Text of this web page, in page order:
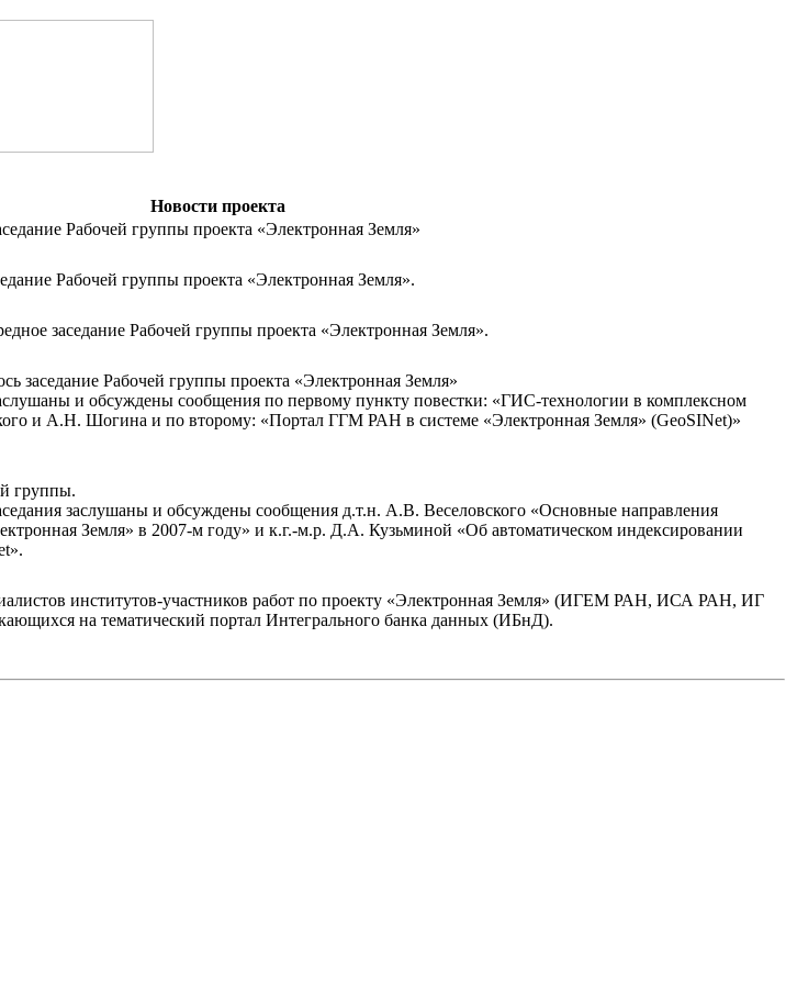
Новости проекта
Рабочей группы проекта «Электронная Земля»
Рабочей группы проекта «Электронная Земля».
заседание Рабочей группы проекта «Электронная Земля».
заседание Рабочей группы проекта «Электронная Земля»
и обсуждены сообщения по первому пункту повестки: «ГИС-технологии в комплексном
и А.Н. Шогина и по второму: «Портал ГГМ РАН в системе «Электронная Земля» (GeoSINet)»
группы.
заслушаны и обсуждены сообщения д.т.н. А.В. Веселовского «Основные направления
Земля» в 2007-м году» и к.г.-м.р. Д.А. Кузьминой «Об автоматическом индексировании
институтов-участников работ по проекту «Электронная Земля» (ИГЕМ РАН, ИСА РАН, ИГ
на тематический портал Интегрального банка данных (ИБнД).